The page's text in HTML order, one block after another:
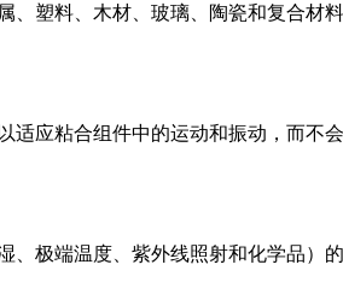
、塑料、木材、玻璃、陶瓷和复合材
应粘合组件中的运动和振动，而不
、极端温度、紫外线照射和化学品）